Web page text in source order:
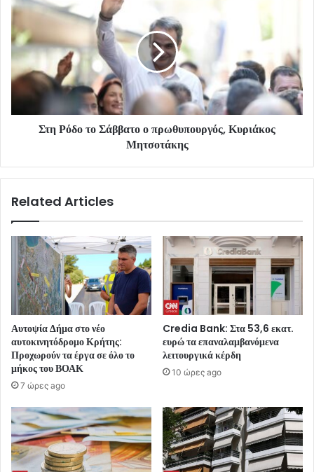
Στη Ρόδο το Σάββατο ο πρωθυπουργός, Κυριάκος
Μητσοτάκης
Related Articles
Αυτοψία Δήμα στο νέο
αυτοκινητόδρομο Κρήτης:
Προχωρούν τα έργα σε όλο το
μήκος του ΒΟΑΚ
7 ώρες ago
Credia Bank: Στα 53,6 εκατ.
ευρώ τα επαναλαμβανόμενα
λειτουργικά κέρδη
10 ώρες ago